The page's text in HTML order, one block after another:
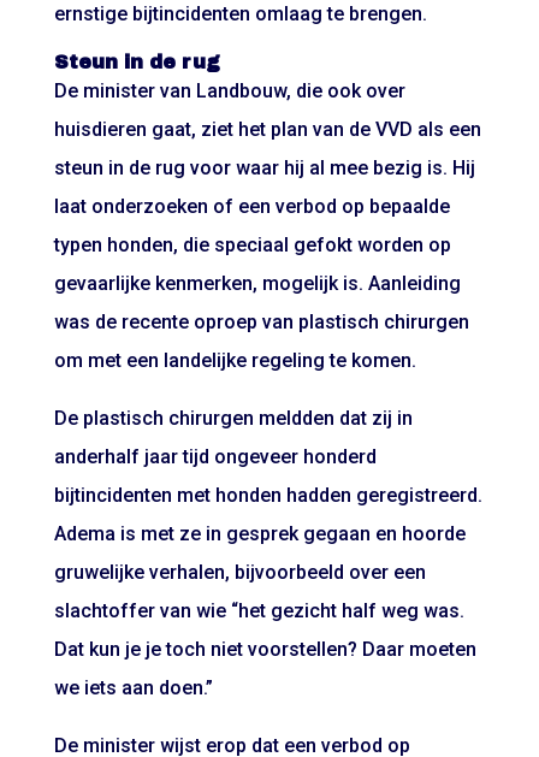
ernstige bijtincidenten omlaag te brengen.
Steun in de rug
De minister van Landbouw, die ook over
huisdieren gaat, ziet het plan van de VVD als een
steun in de rug voor waar hij al mee bezig is. Hij
laat onderzoeken of een verbod op bepaalde
typen honden, die speciaal gefokt worden op
gevaarlijke kenmerken, mogelijk is. Aanleiding
was de recente oproep van plastisch chirurgen
om met een landelijke regeling te komen.
De plastisch chirurgen meldden dat zij in
anderhalf jaar tijd ongeveer honderd
bijtincidenten met honden hadden geregistreerd.
Adema is met ze in gesprek gegaan en hoorde
gruwelijke verhalen, bijvoorbeeld over een
slachtoffer van wie “het gezicht half weg was.
Dat kun je je toch niet voorstellen? Daar moeten
we iets aan doen.”
De minister wijst erop dat een verbod op